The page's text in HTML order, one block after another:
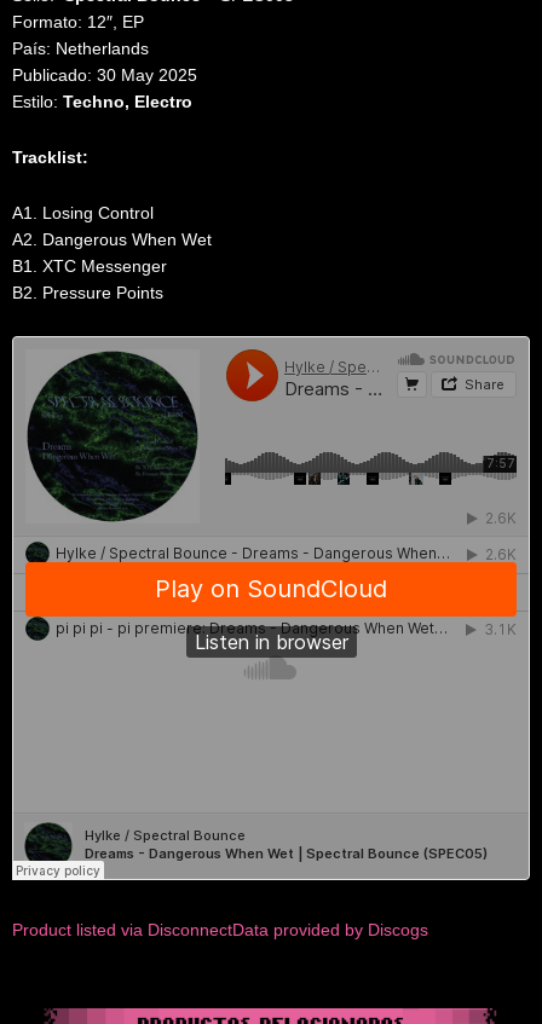
Formato: 12″, EP
País: Netherlands
Publicado: 30 May 2025
Estilo: Techno, Electro
Tracklist:
A1. Losing Control
A2. Dangerous When Wet
B1. XTC Messenger
B2. Pressure Points
Product listed via DisconnectData provided by Discogs